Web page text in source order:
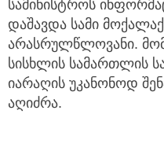
სამინისტროს
დაშავდა სამი
არასრულწლოვანი.
სისხლის სამართლის
იარაღის უკანონოდ
აღიძრა.